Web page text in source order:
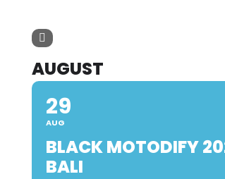
AUGUST
29
AUG
BLACK MOTODIFY
BALI